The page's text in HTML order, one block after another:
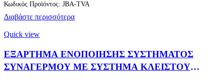
Διαβάστε περισσότερα
Κωδικός Προϊόντος: JBA-TVA
Quick view
ΕΞΑΡΤΗΜΑ ΕΝΟΠΟΙΗΣΗΣ ΣΥΣΤΗΜΑΤΟΣ
ΣΥΝΑΓΕΡΜΟΥ ΜΕ ΣΥΣΤΗΜΑ ΚΛΕΙΣΤΟΥ